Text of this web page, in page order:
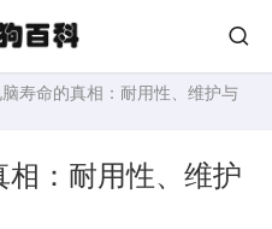
寿命的真相：耐用性、维护与
：耐用性、维护